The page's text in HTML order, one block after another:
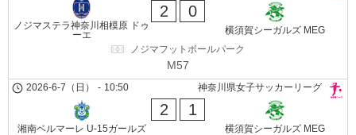
ノジマステラ神奈川相模原 ドゥ
ーエ
2 0
横須賀シーガルズ MEG
ノジマフットボールパーク
M57
神奈川県女子サッカーリーグ
2026-6-7（日） - 10:50
湘南ベルマーレ U-15ガールズ
2 1
横須賀シーガルズ MEG